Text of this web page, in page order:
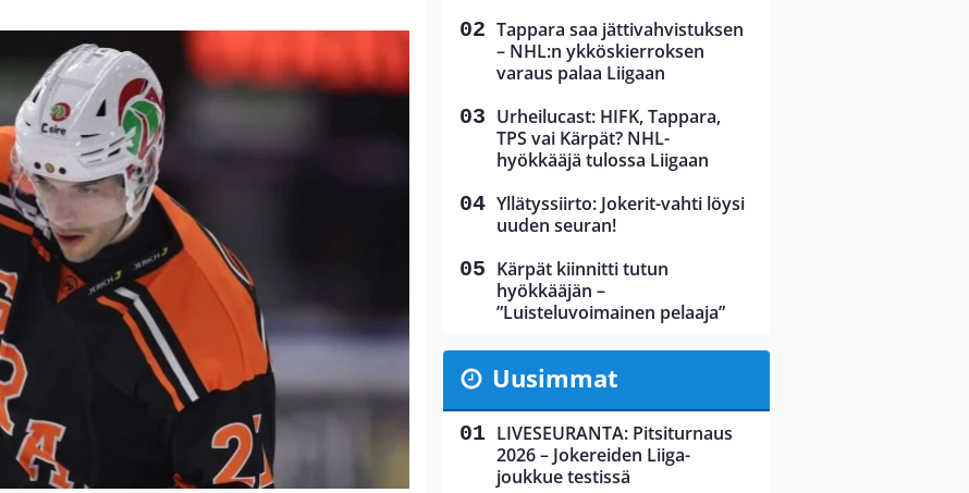
Tappara saa jättivahvistuksen
– NHL:n ykköskierroksen
varaus palaa Liigaan
Urheilucast: HIFK, Tappara,
TPS vai Kärpät? NHL-
hyökkääjä tulossa Liigaan
Yllätyssiirto: Jokerit-vahti löysi
uuden seuran!
Kärpät kiinnitti tutun
hyökkääjän –
”Luisteluvoimainen pelaaja”
Uusimmat
LIVESEURANTA: Pitsiturnaus
2026 – Jokereiden Liiga-
joukkue testissä